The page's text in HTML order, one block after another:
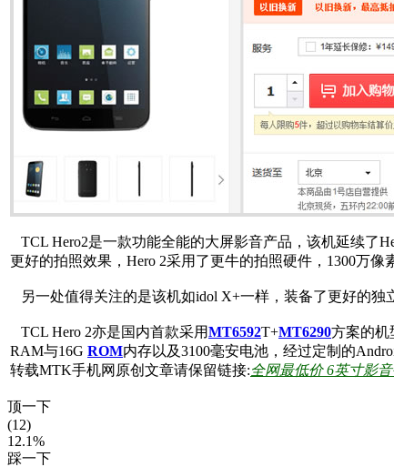
TCL Hero2是一款功能全能的大屏影音产品，该机延续了
更好的拍照效果，Hero 2采用了更牛的拍照硬件，1300万
另一处值得关注的是该机如idol X+一样，装备了更好的独
TCL Hero 2亦是国内首款采用MT6592T+MT6290方案的机
RAM与16G ROM内存以及3100毫安电池，经过定制的
转载MTK手机网原创文章请保留链接:全网最低价 6英寸影
顶一下
(12)
12.1%
踩一下